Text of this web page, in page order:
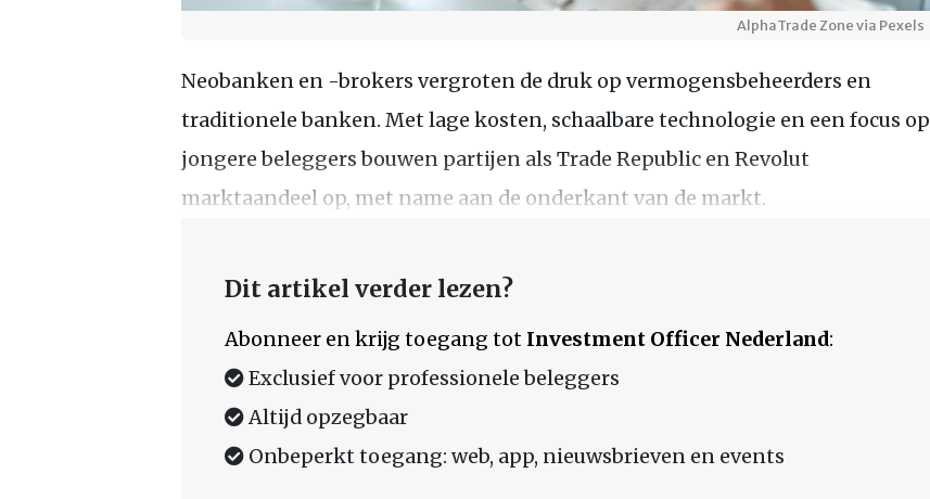
AlphaTrade Zone via Pexels
Neobanken en -brokers vergroten de druk op vermogensbeheerders en
traditionele banken. Met lage kosten, schaalbare technologie en een focus op
jongere beleggers bouwen partijen als Trade Republic en Revolut
marktaandeel op, met name aan de onderkant van de markt.
Dit artikel verder lezen?
Abonneer en krijg toegang tot Investment Officer Nederland:
Exclusief voor professionele beleggers
Altijd opzegbaar
Onbeperkt toegang: web, app, nieuwsbrieven en events